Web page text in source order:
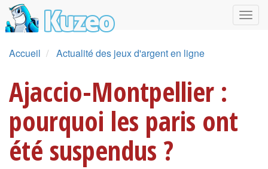
Accueil Actualité des jeux d'argent en ligne
Ajaccio-Montpellier :
pourquoi les paris ont
été suspendus ?